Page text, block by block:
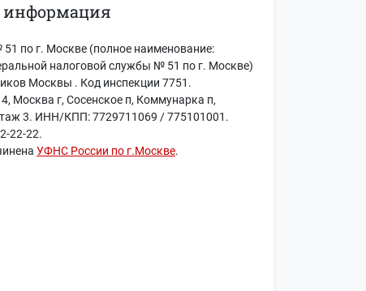
информация
по г. Москве (полное наименование:
налоговой службы № 51 по г. Москве)
Москвы . Код инспекции 7751.
Москва г, Сосенское п, Коммунарка п,
3. ИНН/КПП: 7729711069 / 775101001.
22-22.
УФНС России по г.Москве.